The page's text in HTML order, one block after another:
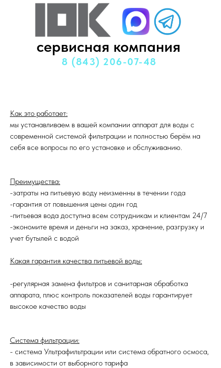
сервисная компания
8 (843) 206-07-48
назад
Как это работает:
мы устанавливаем в вашей компании аппарат для воды с
современной системой фильтрации и полностью берём на
себя все вопросы по его установке и обслуживанию.
Преимущества:
-затраты на питьевую воду неизменны в течении года
-гарантия от повышения цены один год
-питьевая вода доступна всем сотрудникам и клиентам 24/7
-экономите время и деньги на заказ, хранение, разгрузку и
учет бутылей с водой
Какая гарантия качества питьевой воды:
-регулярная замена фильтров и санитарная обработка
аппарата, плюс контроль показателей воды гарантирует
высокое качество воды
Система фильтрации:
- система Ультрафильтрации или система обратного осмоса,
в зависимости от выборного тарифа